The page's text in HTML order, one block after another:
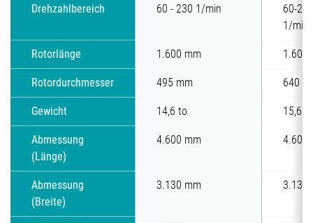
Drehzahlbereich 60 - 230 1/min
60-
1/min
Rotorlänge 1.600 mm 1.600
Rotordurchmesser 495 mm 640
Gewicht 14,6 to 15,6 to
Abmessung
(Länge)
4.600 mm 4.600
Abmessung
(Breite)
3.130 mm 3.130